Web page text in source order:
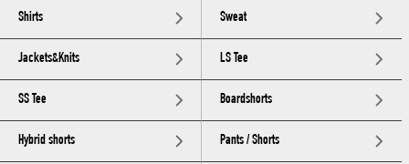
Shirts Sweat
Jackets&Knits LS Tee
SS Tee Boardshorts
Hybrid shorts Pants / Shorts